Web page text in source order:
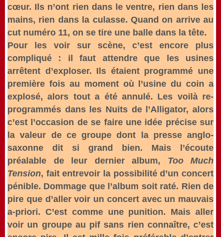
cœur. Ils n’ont rien dans le ventre, rien dans les
mains, rien dans la culasse. Quand on arrive au
cut numéro 11, on se tire une balle dans la tête.
Pour les voir sur scène, c’est encore plus
compliqué : il faut attendre que les usines
arrêtent d’exploser. Ils étaient programmé une
première fois au moment où l’usine du coin a
explosé, alors tout a été annulé. Les voilà re-
programmés dans les Nuits de l’Alligator, alors
c’est l’occasion de se faire une idée précise sur
la valeur de ce groupe dont la presse anglo-
saxonne dit si grand bien. Mais l’écoute
préalable de leur dernier album, Too Much
Tension, fait entrevoir la possibilité d’un concert
pénible. Dommage que l’album soit raté. Rien de
pire que d’aller voir un concert avec un mauvais
a-priori. C’est comme une punition. Mais aller
voir un groupe au pif sans rien connaître, c’est